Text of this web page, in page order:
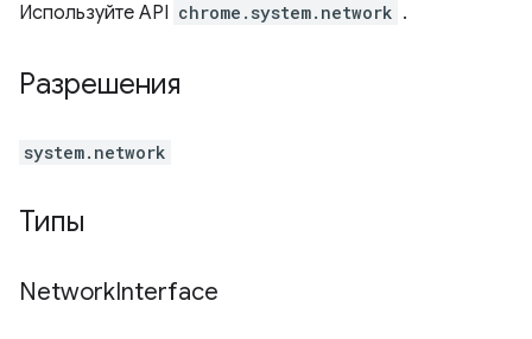
Используйте API chrome.system.network .
Разрешения
system.network
Типы
NetworkInterface